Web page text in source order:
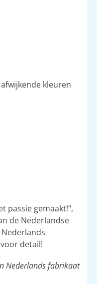
kleuren
passie gemaakt!",
de Nederlandse
Nederlands
detail!
Nederlands fabrikaat